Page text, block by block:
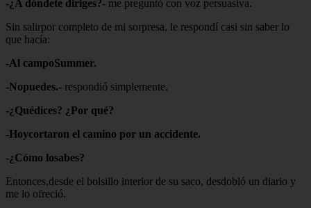
-¿A dóndete diriges?- me preguntó con voz persuasiva.
Sin salirpor completo de mi sorpresa, le respondí casi sin saber lo
que hacía:
-Al campoSummer.
-Nopuedes.- respondió simplemente.
-¿Quédices? ¿Por qué?
-Hoycortaron el camino por un accidente.
-¿Cómo losabes?
Entonces,desde el bolsillo interior de su saco, desdobló un diario y
me lo ofreció.